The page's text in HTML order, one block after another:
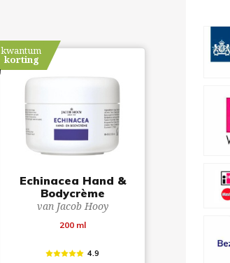
Echinacea Hand &
Bodycrème
van Jacob Hooy
200 ml
kwantum
korting
4.9